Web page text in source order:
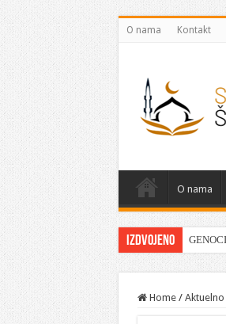
O nama Kontakt
O nama
Izdvojeno
Home / Aktuelno